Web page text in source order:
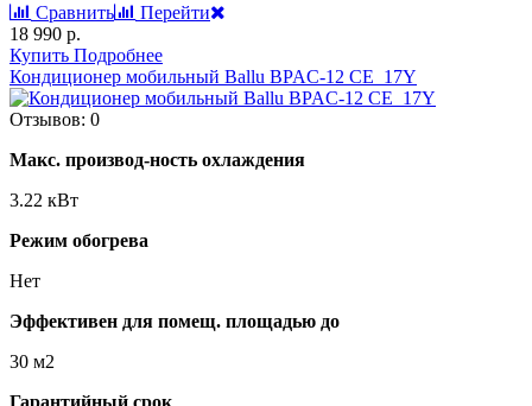
Сравнить
Перейти
18 990 р.
Купить Подробнее
Кондиционер мобильный Ballu BPAC-12 CE_17Y
Отзывов: 0
Макс. производ-ность охлаждения
3.22 кВт
Режим обогрева
Нет
Эффективен для помещ. площадью до
30 м2
Гарантийный срок